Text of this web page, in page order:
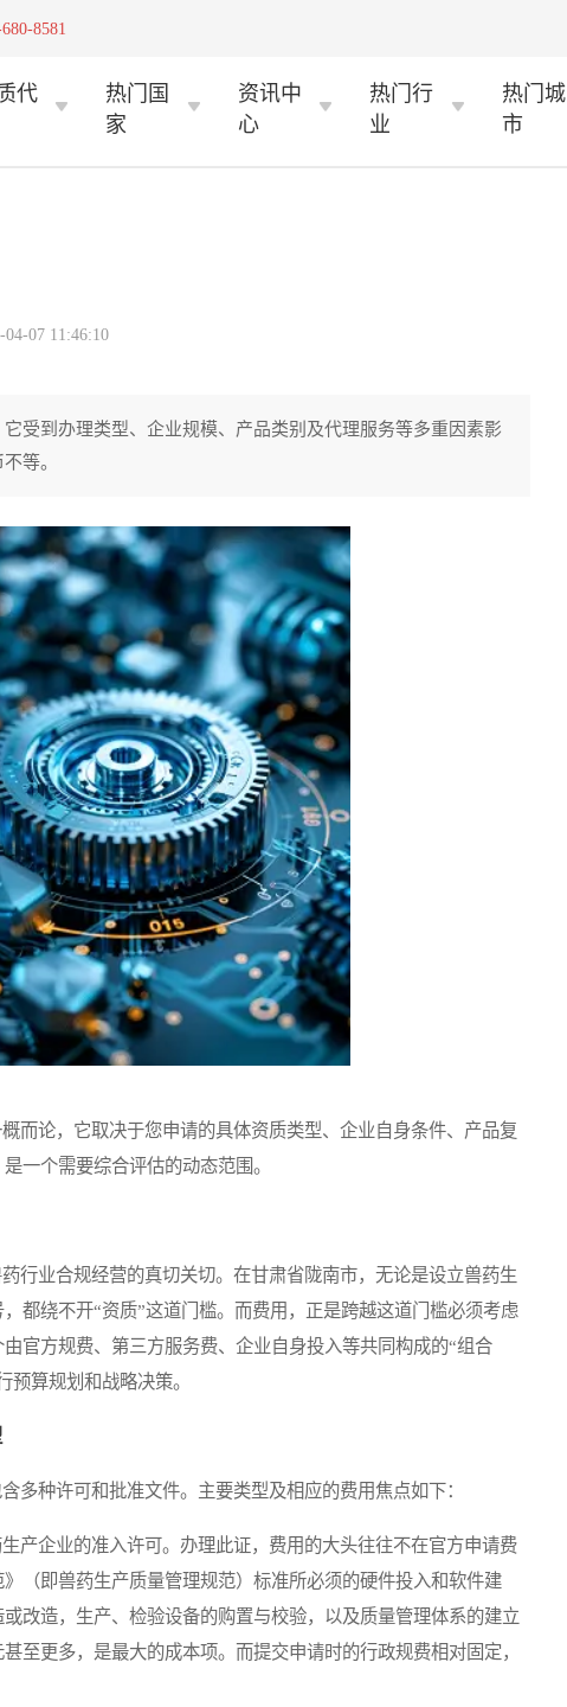
8581
代
热门国
家
资讯中
心
热门行
业
热门城
市
07 11:46:10
受到办理类型、企业规模、产品类别及代理服务等多重因素影
等。
论，它取决于您申请的具体资质类型、企业自身条件、产品复
一个需要综合评估的动态范围。
业合规经营的真切关切。在甘肃省陇南市，无论是设立兽药生
都绕不开“资质”这道门槛。而费用，正是跨越这道门槛必须考虑
官方规费、第三方服务费、企业自身投入等共同构成的“组合
算规划和战略决策。
种许可和批准文件。主要类型及相应的费用焦点如下：
企业的准入许可。办理此证，费用的大头往往不在官方申请费
（即兽药生产质量管理规范）标准所必须的硬件投入和软件建
改造，生产、检验设备的购置与校验，以及质量管理体系的建立
至更多，是最大的成本项。而提交申请时的行政规费相对固定，